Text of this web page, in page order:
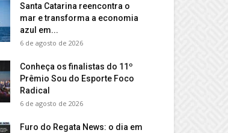
Santa Catarina reencontra o
mar e transforma a economia
azul em...
6 de agosto de 2026
Conheça os finalistas do 11º
Prêmio Sou do Esporte Foco
Radical
6 de agosto de 2026
Furo do Regata News: o dia em